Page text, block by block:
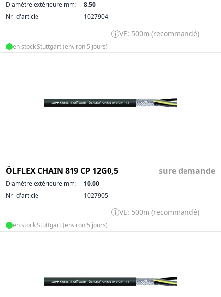
Diamètre extérieure mm:
8.50
Nr- d'article
1027904
VE: 500m (recommandé)
en stock Stuttgart (environ 5 jours)
ÖLFLEX CHAIN 819 CP 12G0,5 sure demande
Diamètre extérieure mm:
10.00
Nr- d'article
1027905
VE: 500m (recommandé)
en stock Stuttgart (environ 5 jours)